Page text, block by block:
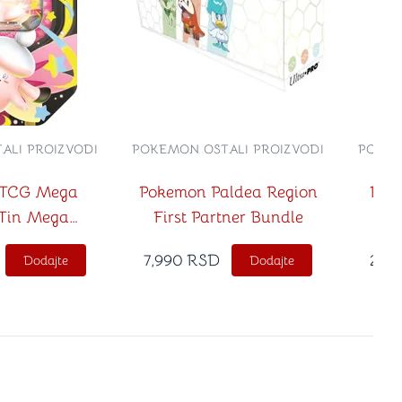
Mega
Mega
ex
PROIZVODI
Dodajte
Pokemon Paldea Region
First Partner Bundle
POKEMON OSTALI PROIZVODI
7,990 RSD Dodajte